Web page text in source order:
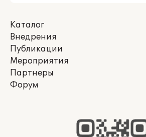
Каталог
Внедрения
Публикации
Мероприятия
Партнеры
Форум